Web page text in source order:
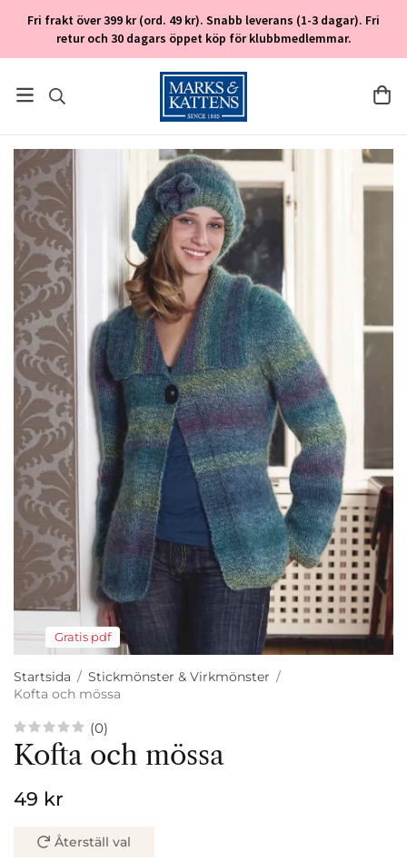
Fri frakt över 399 kr (ord. 49 kr). Snabb leverans (1-3 dagar). Fri
retur och 30 dagars öppet köp för klubbmedlemmar.
Gratis pdf
Startsida / Stickmönster & Virkmönster /
Kofta och mössa
(0)
Kofta och mössa
49 kr
Återställ val